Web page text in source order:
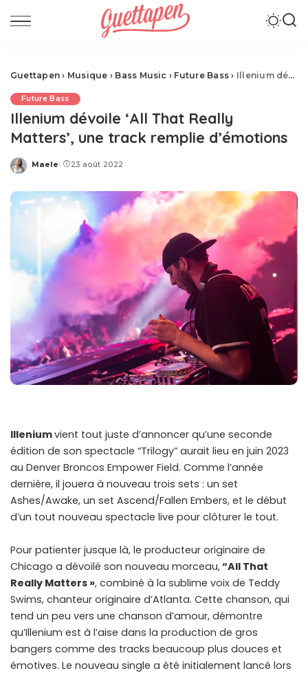
Guettapen › Musique › Bass Music › Future Bass › Illenium dévoile ‘All That Really Matters’, une track remplie d’émotions
Future Bass
Illenium dévoile ‘All That Really
Matters’, une track remplie d’émotions
Posted
Maele 23 août 2022
Illeniumvient tout juste d’annoncer qu’une seconde
édition de son spectacle “Trilogy” aurait lieu en juin 2023
au Denver Broncos Empower Field. Comme l’année
dernière, il jouera à nouveau trois sets : un set
Ashes/Awake, un set Ascend/Fallen Embers, et le début
d’un tout nouveau spectacle live pour clôturer le tout.
Pour patienter jusque là, le producteur originaire de
Chicago a dévoilé son nouveau morceau,“All That
Really Matters », combiné à la sublime voix de Teddy
Swims, chanteur originaire d’Atlanta. Cette chanson, qui
tend un peu vers une chanson d’amour, démontre
qu’Illenium est à l’aise dans la production de gros
bangers comme des tracks beaucoup plus douces et
émotives. Le nouveau single a été initialement lancé lors